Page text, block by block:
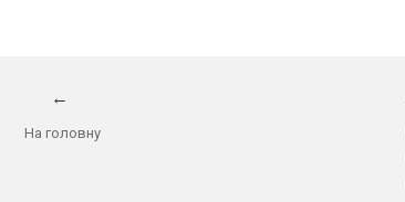
←
На головну